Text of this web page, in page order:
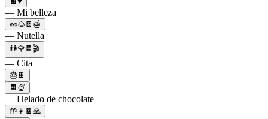
— Mi belleza
🥜🌰🍫🍯
— Nutella
👫🌹🍫🎬
— Cita
🎂🍫
🍫🍨
— Helado de chocolate
🤲👦🍫🙏